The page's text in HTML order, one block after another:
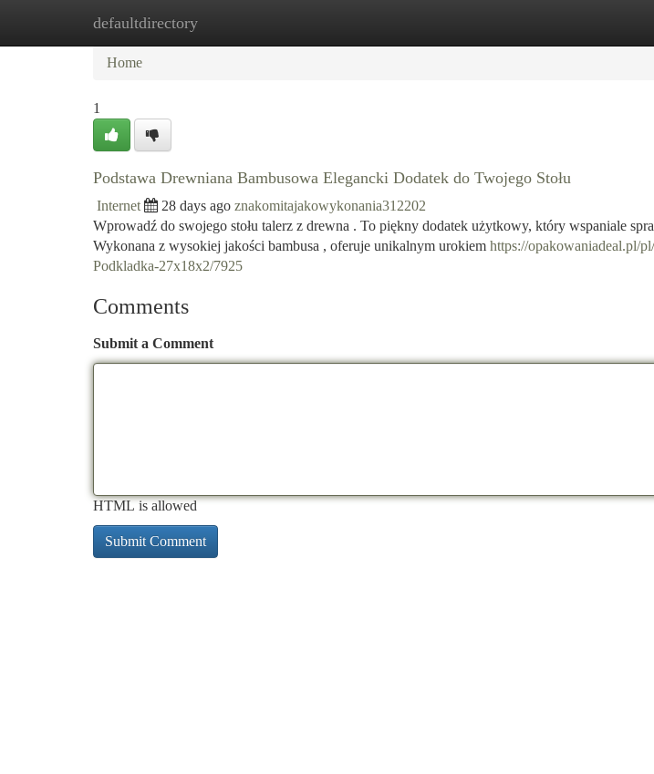
defaultdirectory
Home New Site Listings
Home
1
Podstawa Drewniana Bambusowa Elegancki Dodatek do Twojego Stołu
Internet 28 days ago znakomitajakowykonania312202
Wprowadź do swojego stołu talerz z drewna . To piękny dodatek użytkowy, który wspaniale
Wykonana z wysokiej jakości bambusa , oferuje unikalnym urokiem https://opakowaniadeal.pl/
Podkladka-27x18x2/7925
Comments
Submit a Comment
HTML is allowed